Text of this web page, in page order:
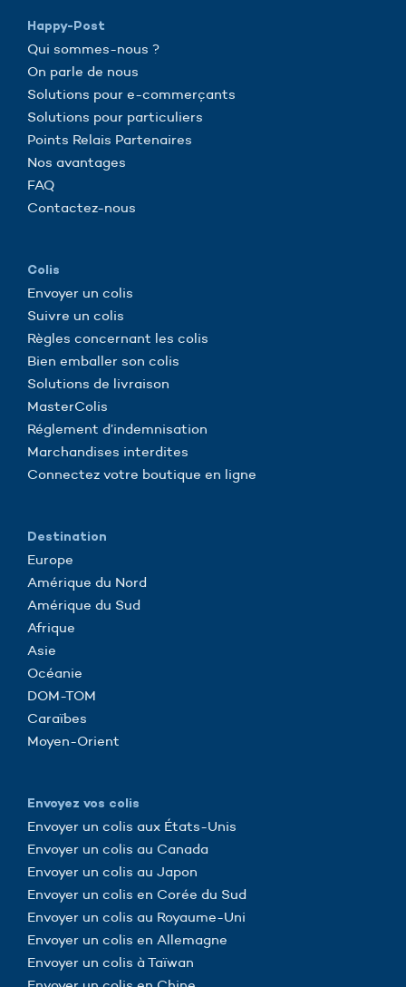
Happy-Post
Qui sommes-nous ?
On parle de nous
Solutions pour e-commerçants
Solutions pour particuliers
Points Relais Partenaires
Nos avantages
FAQ
Contactez-nous
Colis
Envoyer un colis
Suivre un colis
Règles concernant les colis
Bien emballer son colis
Solutions de livraison
MasterColis
Réglement d’indemnisation
Marchandises interdites
Connectez votre boutique en ligne
Destination
Europe
Amérique du Nord
Amérique du Sud
Afrique
Asie
Océanie
DOM-TOM
Caraïbes
Moyen-Orient
Envoyez vos colis
Envoyer un colis aux États-Unis
Envoyer un colis au Canada
Envoyer un colis au Japon
Envoyer un colis en Corée du Sud
Envoyer un colis au Royaume-Uni
Envoyer un colis en Allemagne
Envoyer un colis à Taïwan